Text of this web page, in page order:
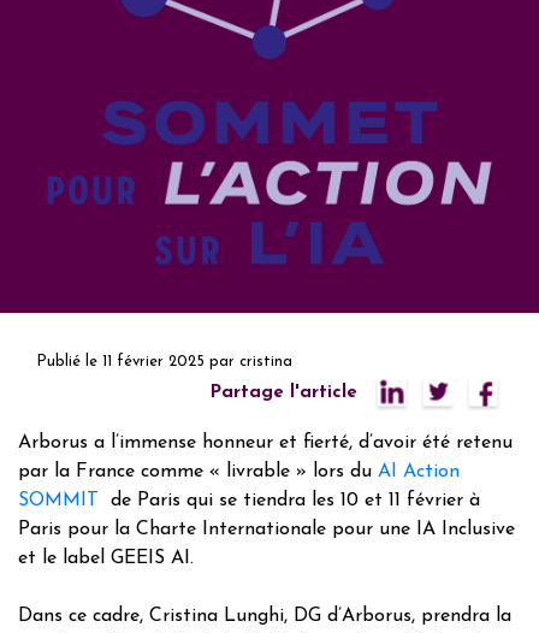
Publié le 11 février 2025 par cristina
Partage l'article
Arborus a l’immense honneur et fierté, d’avoir été retenu
par la France comme « livrable » lors du AI Action
SOMMIT de Paris qui se tiendra les 10 et 11 février à
Paris pour la Charte Internationale pour une IA Inclusive
et le label GEEIS AI.
Dans ce cadre, Cristina Lunghi, DG d’Arborus, prendra la